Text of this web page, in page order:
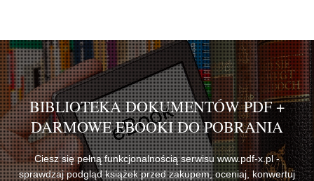
BIBLIOTEKA DOKUMENTÓW PDF +
DARMOWE EBOOKI DO POBRANIA
Ciesz się pełną funkcjonalnością serwisu www.pdf-x.pl -
sprawdzaj podgląd książek przed zakupem, oceniaj, konwertuj